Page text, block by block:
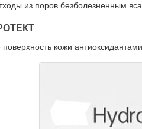
из поров безболезненным
кожи